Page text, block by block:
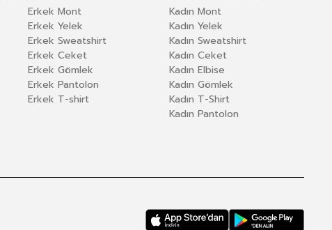
Erkek Mont
Erkek Yelek
Erkek Sweatshirt
Erkek Ceket
Erkek Gömlek
Erkek Pantolon
Erkek T-shirt
Kadın Mont
Kadın Yelek
Kadın Sweatshirt
Kadın Ceket
Kadın Elbise
Kadın Gömlek
Kadın T-Shirt
Kadın Pantolon